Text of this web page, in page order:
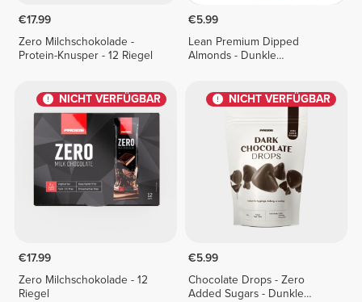
€17.99
Zero Milchschokolade -
Protein-Knusper - 12 Riegel
€5.99
Lean Premium Dipped
Almonds - Dunkle
NICHT VERFÜGBAR
€17.99
Zero Milchschokolade - 12
Riegel
NICHT VERFÜGBAR
€5.99
Chocolate Drops - Zero
Added Sugars - Dunkle